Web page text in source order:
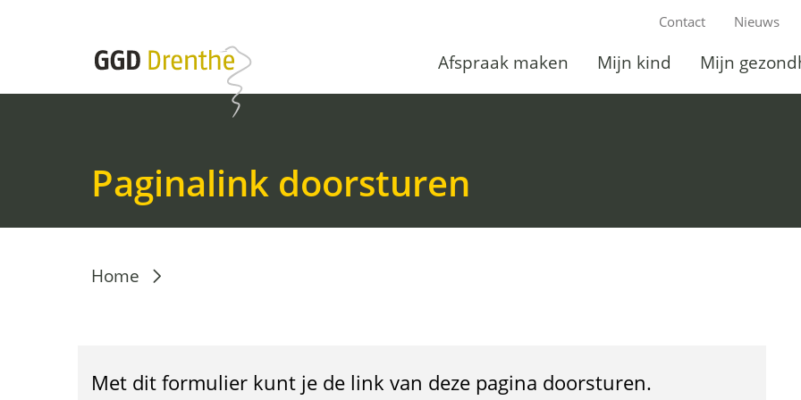
de
Contact Nieuws
Afspraak makenAfspraak
maken
Ingeklapt
Mijn kind Mijn
kind
Ingeklapt
Mijn
Paginalink doorsturen
Home
i
Met dit formulier kunt je de link van deze pagina doorsturen.